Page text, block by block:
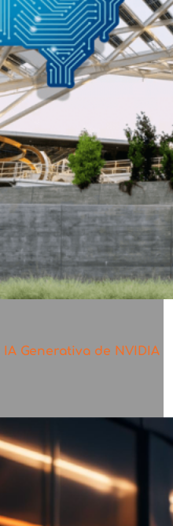
Generativa de NVIDIA